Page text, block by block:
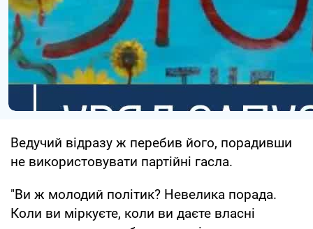
Ведучий відразу ж перебив його, порадивши
не використовувати партійні гасла.
"Ви ж молодий політик? Невелика порада.
Коли ви міркуєте, коли ви даєте власні